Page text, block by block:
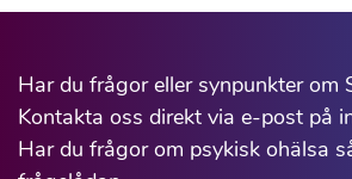
Har du frågor eller synpunkter om
Kontakta oss direkt via e-post på
Har du frågor om psykisk ohälsa